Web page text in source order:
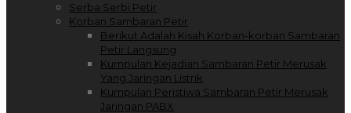
Serba Serbi Petir
Korban Sambaran Petir
Berikut Adalah Kisah Korban-korban Sambaran
Petir Langsung
Kumpulan Kejadian Sambaran Petir Merusak
Yang Jaringan Listrik
Kumpulan Peristiwa Sambaran Petir Merusak
Jaringan PABX